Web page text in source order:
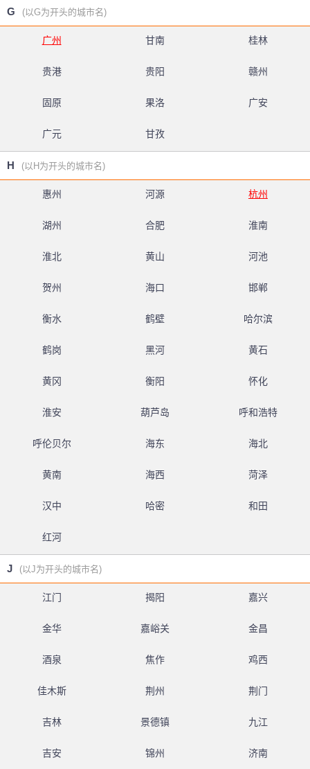
G (以G为开头的城市名)
广州 甘南 桂林
贵港 贵阳 赣州
固原 果洛 广安
广元 甘孜
H (以H为开头的城市名)
惠州 河源 杭州
湖州 合肥 淮南
淮北 黄山 河池
贺州 海口 邯郸
衡水 鹤壁 哈尔滨
鹤岗 黑河 黄石
黄冈 衡阳 怀化
淮安 葫芦岛 呼和浩特
呼伦贝尔 海东 海北
黄南 海西 菏泽
汉中 哈密 和田
红河
J (以J为开头的城市名)
江门 揭阳 嘉兴
金华 嘉峪关 金昌
酒泉 焦作 鸡西
佳木斯 荆州 荆门
吉林 景德镇 九江
吉安 锦州 济南